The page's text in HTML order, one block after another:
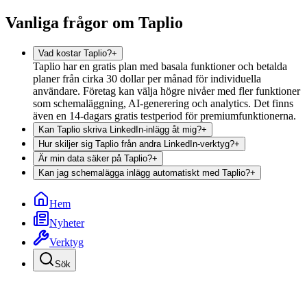
Vanliga frågor om Taplio
Vad kostar Taplio?+
Taplio har en gratis plan med basala funktioner och betalda
planer från cirka 30 dollar per månad för individuella
användare. Företag kan välja högre nivåer med fler funktioner
som schemaläggning, AI-generering och analytics. Det finns
även en 14-dagars gratis testperiod för premiumfunktionerna.
Kan Taplio skriva LinkedIn-inlägg åt mig?+
Hur skiljer sig Taplio från andra LinkedIn-verktyg?+
Är min data säker på Taplio?+
Kan jag schemalägga inlägg automatiskt med Taplio?+
Hem
Nyheter
Verktyg
Sök